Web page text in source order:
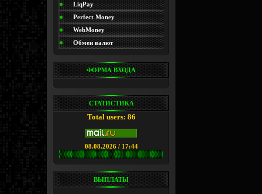
LiqPay
Perfect Money
WebMoney
Обмен валют
ФОРМА ВХОДА
СТАТИСТИКА
Total users: 86
08.08.2026 / 17:44
ВЫПЛАТЫ